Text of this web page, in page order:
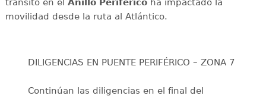
tránsito en el Anillo Periféricoha impactado la
movilidad desde la ruta al Atlántico.
DILIGENCIAS EN PUENTE PERIFÉRICO – ZONA 7
Continúan las diligencias en el final del